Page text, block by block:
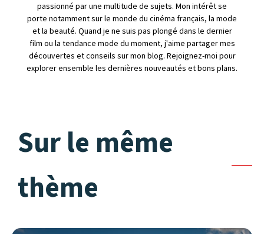
passionné par une multitude de sujets. Mon intérêt se
porte notamment sur le monde du cinéma français, la mode
et la beauté. Quand je ne suis pas plongé dans le dernier
film ou la tendance mode du moment, j'aime partager mes
découvertes et conseils sur mon blog. Rejoignez-moi pour
explorer ensemble les dernières nouveautés et bons plans.
Sur le même
thème